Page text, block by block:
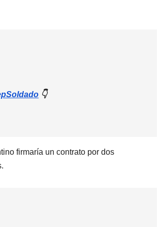
👇
firmaría un contrato por dos